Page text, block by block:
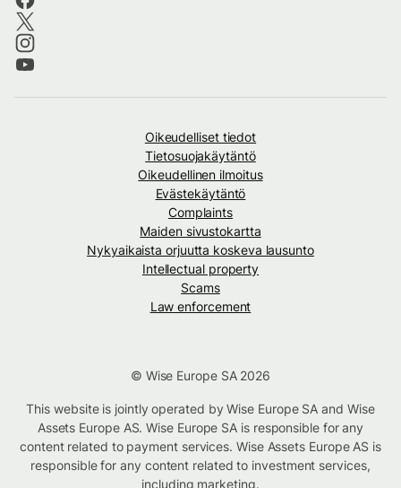
Oikeudelliset tiedot
Tietosuojakäytäntö
Oikeudellinen ilmoitus
Evästekäytäntö
Complaints
Maiden sivustokartta
Nykyaikaista orjuutta koskeva lausunto
Intellectual property
Scams
Law enforcement
© Wise Europe SA 2026
This website is jointly operated by Wise Europe SA and Wise
Assets Europe AS. Wise Europe SA is responsible for any
content related to payment services. Wise Assets Europe AS is
responsible for any content related to investment services,
including marketing.